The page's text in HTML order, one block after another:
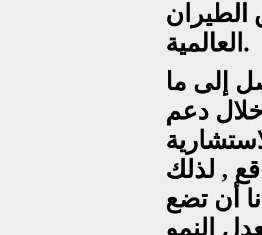
الطيران
العالمية.
إلى ما
دعم
, لذلك
أن تضع
النمو